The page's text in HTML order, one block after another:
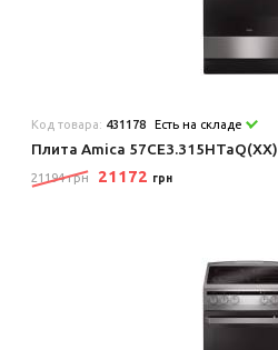
Код товара: 431178 Есть на складе
Плита Amica 57CE3.315HTaQ(XX)
21194 грн 21172 грн